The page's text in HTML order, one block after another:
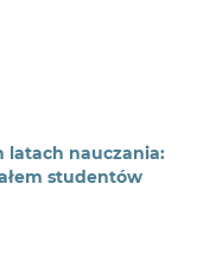
latach nauczania:
studentów